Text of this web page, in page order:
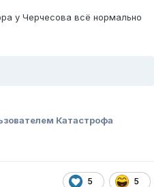
у Черчесова всё нормально
Катастрофа
5 5